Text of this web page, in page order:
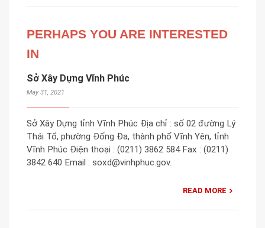
PERHAPS YOU ARE INTERESTED
IN
Sở Xây Dựng Vĩnh Phúc
May 31, 2021
Sở Xây Dựng tỉnh Vĩnh Phúc Địa chỉ : số 02 đường Lý
Thái Tổ, phường Đống Đa, thành phố Vĩnh Yên, tỉnh
Vĩnh Phúc Điện thoại : (0211) 3862 584 Fax : (0211)
3842 640 Email : soxd@vinhphuc.gov.
READ MORE